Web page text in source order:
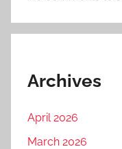
Archives
April 2026
March 2026